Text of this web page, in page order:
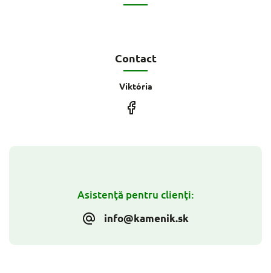
Asistenţă pentru clienţi:
info@kamenik.sk
Contact
Viktória